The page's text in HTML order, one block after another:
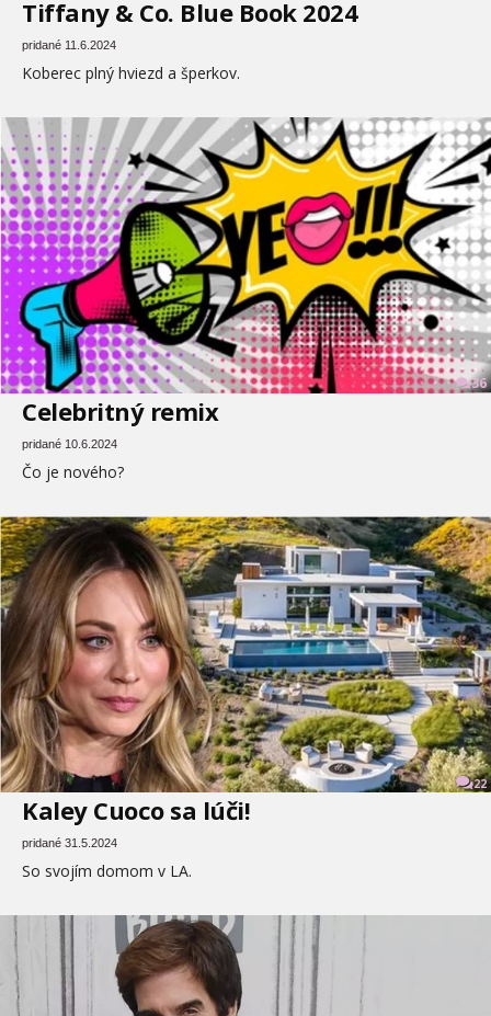
Tiffany & Co. Blue Book 2024
pridané 11.6.2024
Koberec plný hviezd a šperkov.
36
Celebritný remix
pridané 10.6.2024
Čo je nového?
22
Kaley Cuoco sa lúči!
pridané 31.5.2024
So svojím domom v LA.